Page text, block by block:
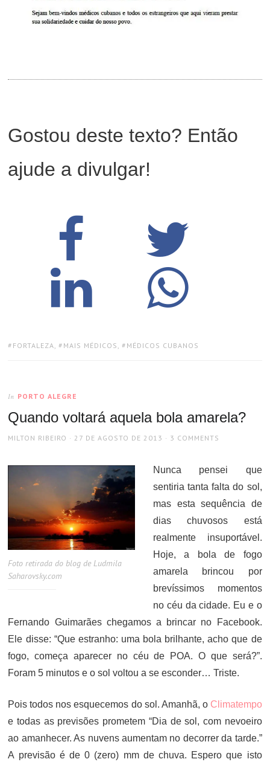
Gostou deste texto? Então
ajude a divulgar!
TAGS:
FORTALEZA , MAIS MÉDICOS , MÉDICOS CUBANOS
In PORTO ALEGRE
Quando voltará aquela bola amarela?
AUTHOR
MILTON RIBEIRO
POSTED
27 DE AGOSTO DE 2013 3 COMMENTS
Foto retirada do blog de Ludmila
Saharovsky.com
Nunca pensei que
sentiria tanta falta do sol,
mas esta sequência de
dias chuvosos está
realmente insuportável.
Hoje, a bola de fogo
amarela brincou por
brevíssimos momentos
no céu da cidade. Eu e o
Fernando Guimarães chegamos a brincar no Facebook.
Ele disse: “Que estranho: uma bola brilhante, acho que de
fogo, começa aparecer no céu de POA. O que será?”.
Foram 5 minutos e o sol voltou a se esconder… Triste.
Pois todos nos esquecemos do sol. Amanhã, o Climatempo
e todas as previsões prometem “Dia de sol, com nevoeiro
ao amanhecer. As nuvens aumentam no decorrer da tarde.”
A previsão é de 0 (zero) mm de chuva. Espero que isto